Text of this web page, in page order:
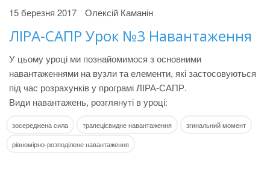
15 березня 2017 Олексій Каманін
ЛІРА-САПР Урок №3 Навантаження
У цьому уроці ми познайомимося з основними
навантаженнями на вузли та елементи, які застосовуються
під час розрахунків у програмі ЛІРА-САПР.
Види навантажень, розглянуті в уроці:
зосереджена сила трапецієвидне навантаження
згинальний момент
рівномірно-розподілене навантаження